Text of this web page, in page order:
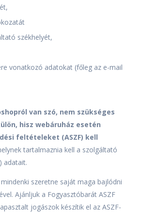
székhelyét,
vonatkozó adatokat (főleg az e-mail
van szó, nem szükséges
hisz webáruház esetén
feltételeket (ASZF) kell
tartalmaznia kell a szolgáltató
adatait.
szeretne saját maga bajlódni
Ajánljuk a Fogyasztóbarát ASZF
jogászok készítik el az ASZF-